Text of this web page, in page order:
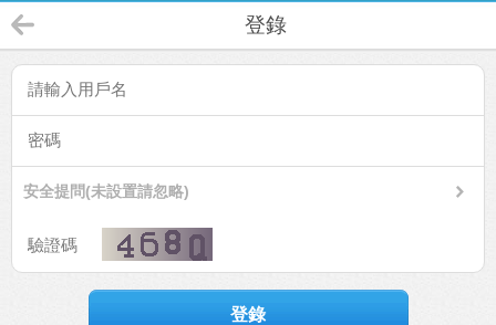
登錄
安全提問(未設置請忽略)
登錄